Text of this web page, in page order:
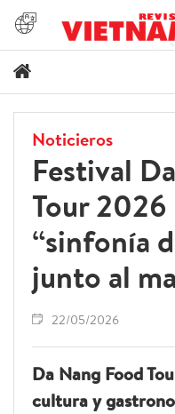
Noticieros
Festival
Tour
“sinfonía
junto al
22/05/2026
Da Nang Food
cultura y